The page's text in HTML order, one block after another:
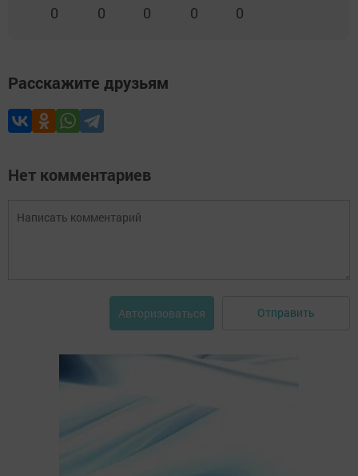
0 0 0 0 0
Расскажите друзьям
Нет комментариев
Авторизоваться Отправить